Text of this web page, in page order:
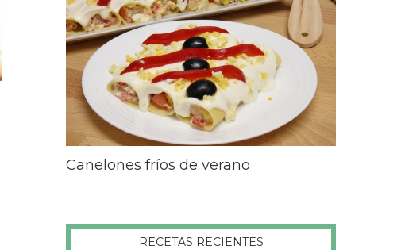
Canelones fríos de verano
RECETAS RECIENTES